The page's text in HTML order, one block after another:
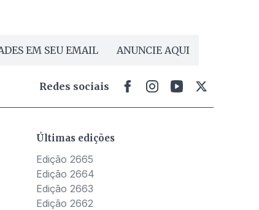
EM SEU EMAIL ANUNCIE AQUI
Redes sociais
Últimas edições
Edição 2665
Edição 2664
Edição 2663
Edição 2662